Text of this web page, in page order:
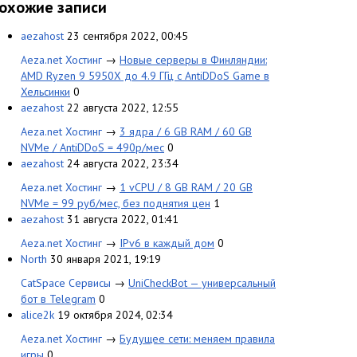
записи
aezahost 23 сентября 2022, 00:45
Aeza.net Хостинг → Новые серверы в Финляндии:
AMD Ryzen 9 5950X до 4.9 ГГц с AntiDDoS Game в
Хельсинки 0
aezahost 22 августа 2022, 12:55
Aeza.net Хостинг → 3 ядра / 6 GB RAM / 60 GB
NVMe / AntiDDoS = 490р/мес 0
aezahost 24 августа 2022, 23:34
Aeza.net Хостинг → 1 vCPU / 8 GB RAM / 20 GB
NVMe = 99 руб/мес, без поднятия цен 1
aezahost 31 августа 2022, 01:41
Aeza.net Хостинг → IPv6 в каждый дом 0
North 30 января 2021, 19:19
CatSpace Сервисы → UniCheckBot — универсальный
бот в Telegram 0
alice2k 19 октября 2024, 02:34
Aeza.net Хостинг → Будущее сети: меняем правила